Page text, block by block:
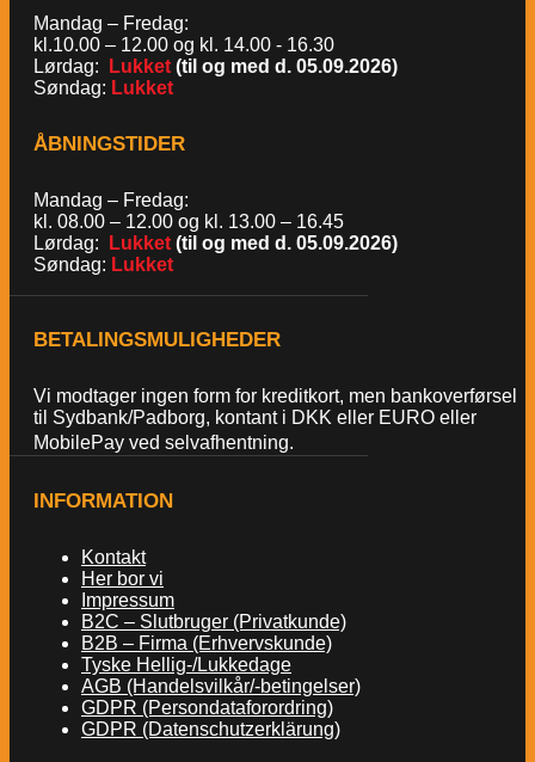
Mandag – Fredag:
kl.10.00 – 12.00 og kl. 14.00 - 16.30
Lørdag:
Lukket (til og med d. 05.09.2026)
Søndag: Lukket
ÅBNINGSTIDER
Mandag – Fredag:
kl. 08.00 – 12.00 og kl. 13.00 – 16.45
Lørdag:
Lukket (til og med d. 05.09.2026)
Søndag: Lukket
BETALINGSMULIGHEDER
Vi modtager ingen form for kreditkort, men bankoverførsel
til Sydbank/Padborg, kontant i DKK eller EURO eller
MobilePay ved selvafhentning.
INFORMATION
Kontakt
Her bor vi
Impressum
B2C – Slutbruger (Privatkunde)
B2B – Firma (Erhvervskunde)
Tyske Hellig-/Lukkedage
AGB (Handelsvilkår/-betingelser)
GDPR (Persondataforordring)
GDPR (Datenschutzerklärung)